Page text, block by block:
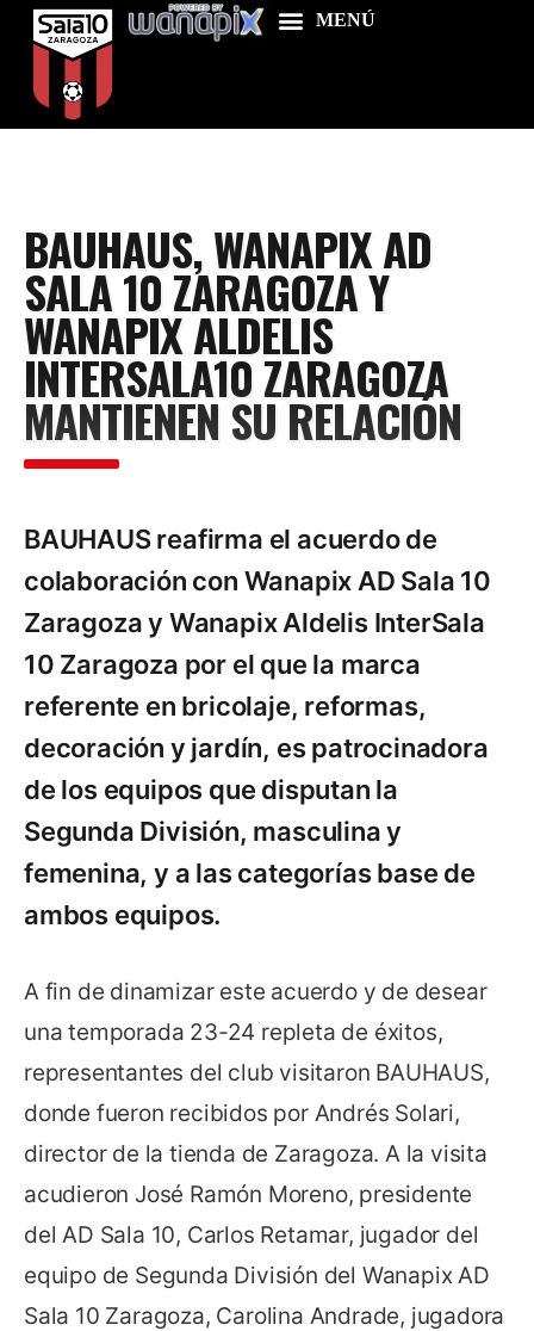
Food & Drink
Features
News
Contacts
BAUHAUS, WANAPIX AD
SALA 10 ZARAGOZA Y
WANAPIX ALDELIS
INTERSALA10 ZARAGOZA
MANTIENEN SU RELACIÓN
BAUHAUS reafirma el acuerdo de
colaboración con Wanapix AD Sala 10
Zaragoza y Wanapix Aldelis InterSala
10 Zaragoza por el que la marca
referente en bricolaje, reformas,
decoración y jardín, es patrocinadora
de los equipos que disputan la
Segunda División, masculina y
femenina, y a las categorías base de
ambos equipos.
A fin de dinamizar este acuerdo y de desear
una temporada 23-24 repleta de éxitos,
representantes del club visitaron BAUHAUS,
donde fueron recibidos por Andrés Solari,
director de la tienda de Zaragoza. A la visita
acudieron José Ramón Moreno, presidente
del AD Sala 10, Carlos Retamar, jugador del
equipo de Segunda División del Wanapix AD
Sala 10 Zaragoza, Carolina Andrade, jugadora